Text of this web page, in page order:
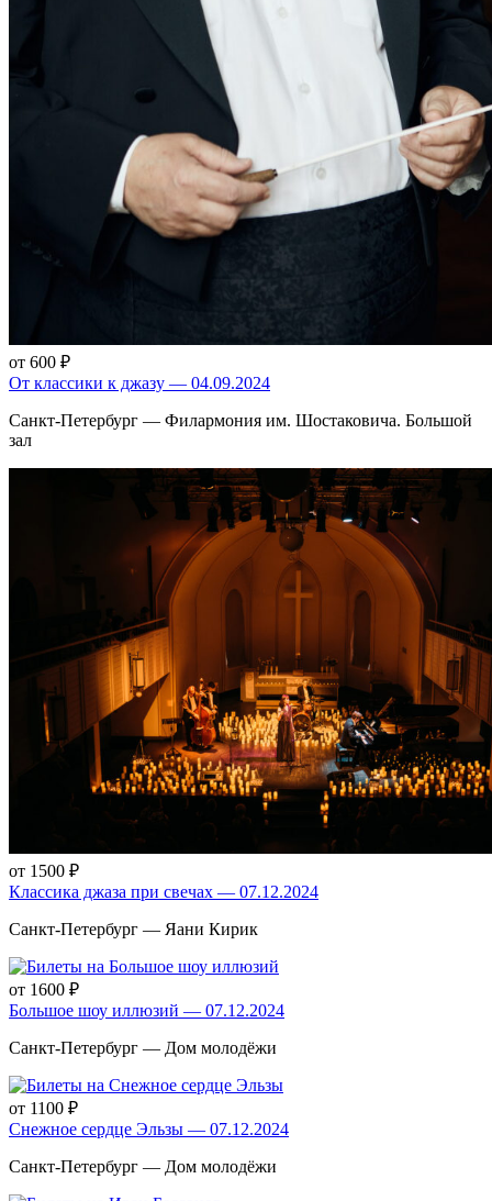
от 600 ₽
От классики к джазу — 04.09.2024
Санкт-Петербург — Филармония им. Шостаковича. Большой
зал
от 1500 ₽
Классика джаза при свечах — 07.12.2024
Санкт-Петербург — Яани Кирик
от 1600 ₽
Большое шоу иллюзий — 07.12.2024
Санкт-Петербург — Дом молодёжи
от 1100 ₽
Снежное сердце Эльзы — 07.12.2024
Санкт-Петербург — Дом молодёжи